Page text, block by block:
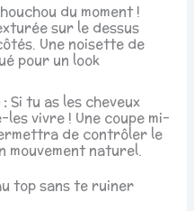
du moment !
sur le dessus
Une noisette de
pour un look
:Si tu as les cheveux
les vivre ! Une coupe mi-
de contrôler le
mouvement naturel.
top sans te ruiner